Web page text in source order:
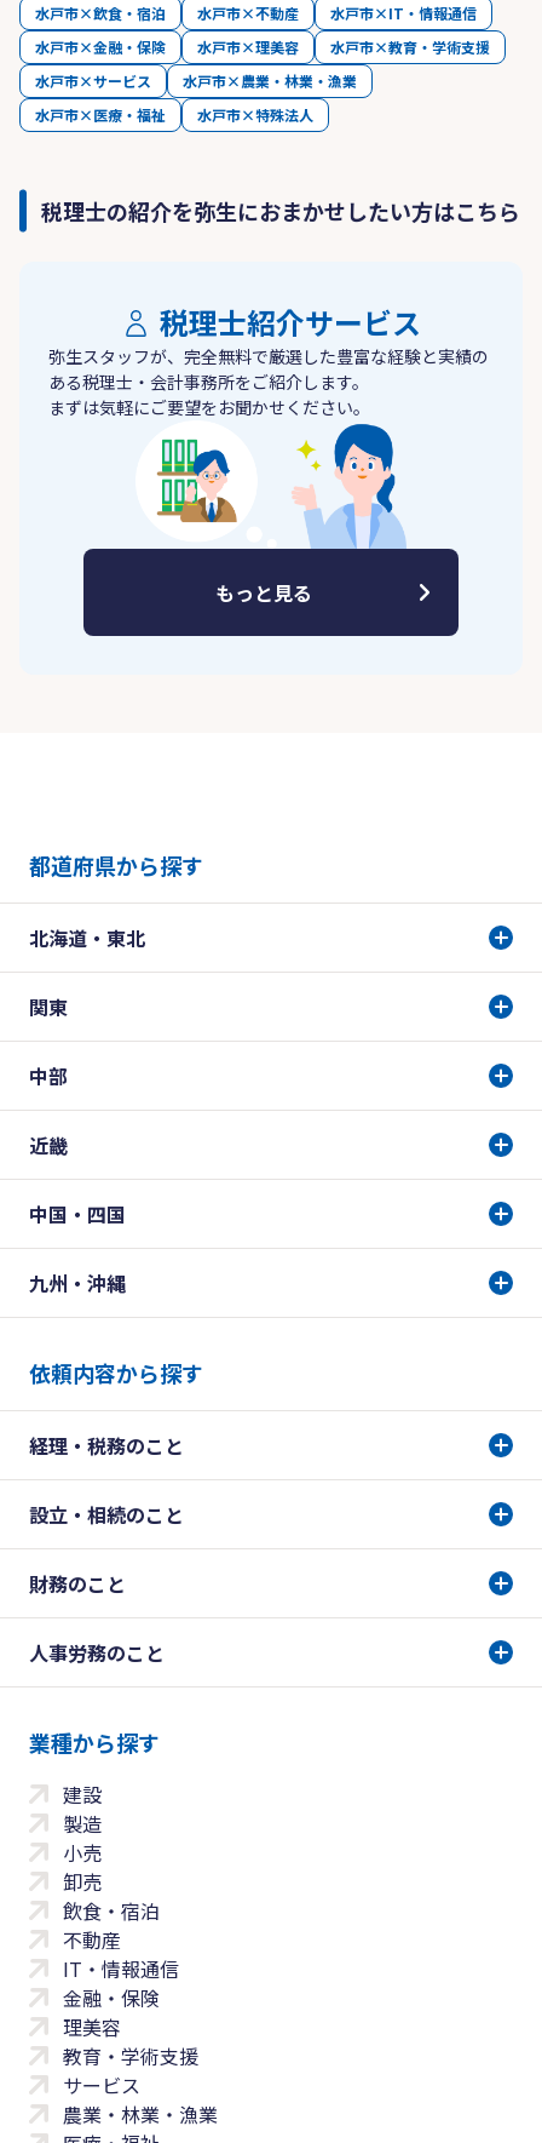
水戸市×飲食・宿泊
水戸市×不動産
水戸市×IT・情報通信
水戸市×金融・保険
水戸市×理美容
水戸市×教育・学術支援
水戸市×サービス
水戸市×農業・林業・漁業
水戸市×医療・福祉
水戸市×特殊法人
税理士の紹介を弥生におまかせしたい方はこちら
税理士紹介サービス
弥生スタッフが、完全無料で厳選した豊富な経験と実績の
ある税理士・会計事務所をご紹介します。
まずは気軽にご要望をお聞かせください。
もっと見る
都道府県から探す
北海道・東北
関東
中部
近畿
中国・四国
九州・沖縄
依頼内容から探す
経理・税務のこと
設立・相続のこと
財務のこと
人事労務のこと
業種から探す
建設
製造
小売
卸売
飲食・宿泊
不動産
IT・情報通信
金融・保険
理美容
教育・学術支援
サービス
農業・林業・漁業